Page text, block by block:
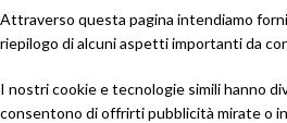
Attraverso questa pagina intendiamo
riepilogo di alcuni aspetti importanti da
I nostri cookie e tecnologie simili hanno
consentono di offrirti pubblicità mirate o